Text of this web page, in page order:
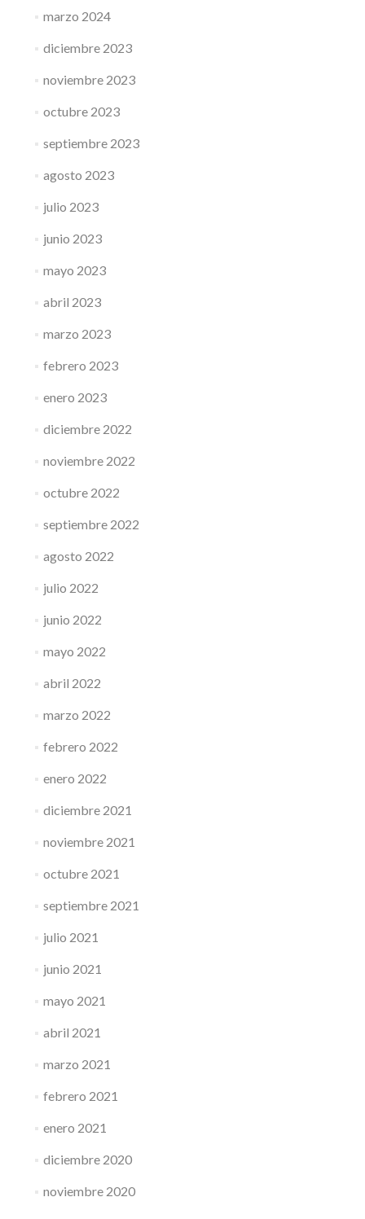
marzo 2024
diciembre 2023
noviembre 2023
octubre 2023
septiembre 2023
agosto 2023
julio 2023
junio 2023
mayo 2023
abril 2023
marzo 2023
febrero 2023
enero 2023
diciembre 2022
noviembre 2022
octubre 2022
septiembre 2022
agosto 2022
julio 2022
junio 2022
mayo 2022
abril 2022
marzo 2022
febrero 2022
enero 2022
diciembre 2021
noviembre 2021
octubre 2021
septiembre 2021
julio 2021
junio 2021
mayo 2021
abril 2021
marzo 2021
febrero 2021
enero 2021
diciembre 2020
noviembre 2020